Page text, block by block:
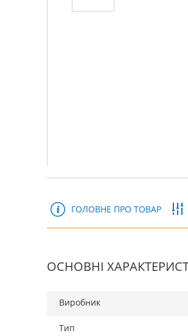
ГОЛОВНЕ ПРО ТОВАР
ОСНОВНІ
Виробник
Тип